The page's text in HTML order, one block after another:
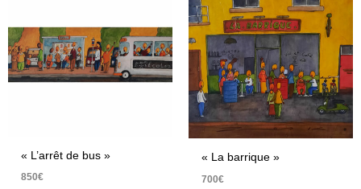
« L’arrêt de bus »
850€
« La barrique »
700€